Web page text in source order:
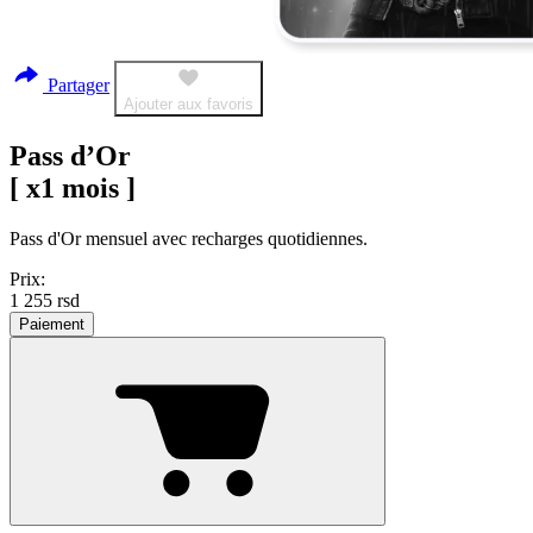
Partager
Ajouter aux favoris
Pass d’Or
[ x1 mois ]
Pass d'Or mensuel avec recharges quotidiennes.
Prix:
1 255 rsd
Paiement